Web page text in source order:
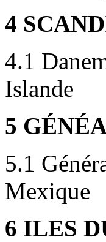
4
4.1
Islande
5
5.1
Mexique
6 ILES